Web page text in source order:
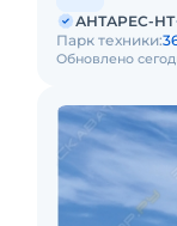
Обновлено
АНТАРЕС-НТ
Парк техники: